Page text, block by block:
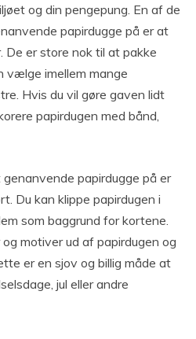
og din pengepung. En af de
papirdugge på er at
De er store nok til at pakke
vælge imellem mange
Hvis du vil gøre gaven lidt
papirdugen med bånd,
papirdugge på er
Du kan klippe papirdugen i
som baggrund for kortene.
motiver ud af papirdugen og
er en sjov og billig måde at
jul eller andre